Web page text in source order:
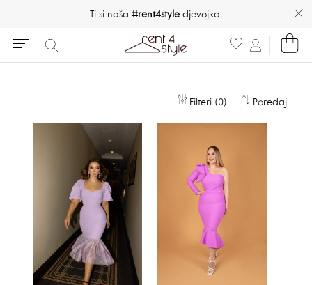
Ti si naša #rent4styledjevojka.
Filteri (0) Poredaj